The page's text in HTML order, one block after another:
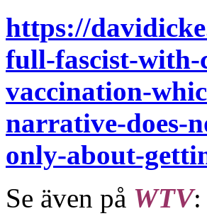
https://
full-fascist-with-
vaccination-
narrative-does-
only-about-
Se även på WTV: